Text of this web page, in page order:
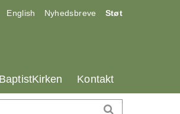
17.0:
English 18.0:
Nyhedsbreve 19.0:
Støt
27.0:
Kontakt